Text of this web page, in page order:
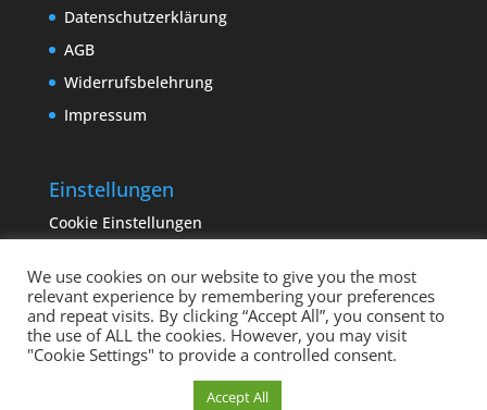
Datenschutzerklärung
AGB
Widerrufsbelehrung
Impressum
Einstellungen
Cookie Einstellungen
Copyright sempervivum.info 2023 | Designed by
We use cookies on our website to give you the most
relevant experience by remembering your preferences
and repeat visits. By clicking “Accept All”, you consent to
the use of ALL the cookies. However, you may visit
"Cookie Settings" to provide a controlled consent.
Accept All